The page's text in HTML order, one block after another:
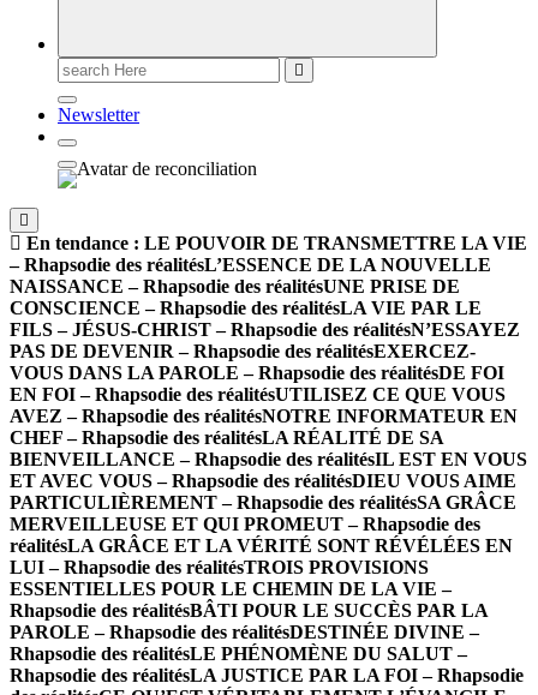
Newsletter
En tendance : LE POUVOIR DE TRANSMETTRE LA VIE
– Rhapsodie des réalitésL’ESSENCE DE LA NOUVELLE
NAISSANCE – Rhapsodie des réalitésUNE PRISE DE
CONSCIENCE – Rhapsodie des réalitésLA VIE PAR LE
FILS – JÉSUS-CHRIST – Rhapsodie des réalitésN’ESSAYEZ
PAS DE DEVENIR – Rhapsodie des réalitésEXERCEZ-
VOUS DANS LA PAROLE – Rhapsodie des réalitésDE FOI
EN FOI – Rhapsodie des réalitésUTILISEZ CE QUE VOUS
AVEZ – Rhapsodie des réalitésNOTRE INFORMATEUR EN
CHEF – Rhapsodie des réalitésLA RÉALITÉ DE SA
BIENVEILLANCE – Rhapsodie des réalitésIL EST EN VOUS
ET AVEC VOUS – Rhapsodie des réalitésDIEU VOUS AIME
PARTICULIÈREMENT – Rhapsodie des réalitésSA GRÂCE
MERVEILLEUSE ET QUI PROMEUT – Rhapsodie des
réalitésLA GRÂCE ET LA VÉRITÉ SONT RÉVÉLÉES EN
LUI – Rhapsodie des réalitésTROIS PROVISIONS
ESSENTIELLES POUR LE CHEMIN DE LA VIE –
Rhapsodie des réalitésBÂTI POUR LE SUCCÈS PAR LA
PAROLE – Rhapsodie des réalitésDESTINÉE DIVINE –
Rhapsodie des réalitésLE PHÉNOMÈNE DU SALUT –
Rhapsodie des réalitésLA JUSTICE PAR LA FOI – Rhapsodie